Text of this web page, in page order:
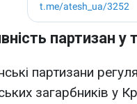
партизан
партизани
загарбників у